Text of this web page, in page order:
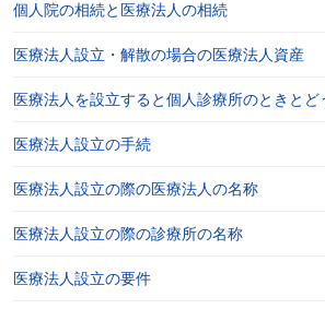
個人院の相続と医療法人の相続
医療法人設立・解散の場合の医療法人資産
医療法人を設立すると個人診療所のときとど
医療法人設立の手続
医療法人設立の際の医療法人の名称
医療法人設立の際の診療所の名称
医療法人設立の要件